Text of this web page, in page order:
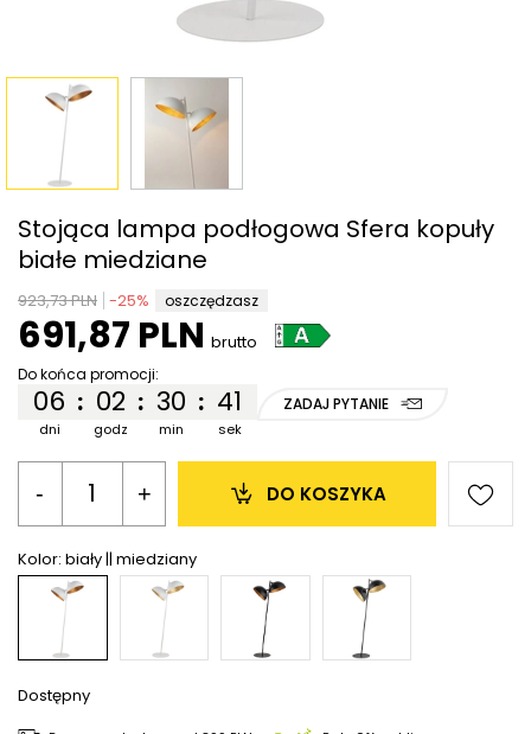
Stojąca lampa podłogowa Sfera kopuły
białe miedziane
923,73 PLN -25% oszczędzasz
691,87 PLN brutto
Do końca promocji:
:
dni
06 :
godz
02 :
min
30
sek
41 ZADAJ PYTANIE
Kolor: biały || miedziany
- + DO KOSZYKA
Dostępny